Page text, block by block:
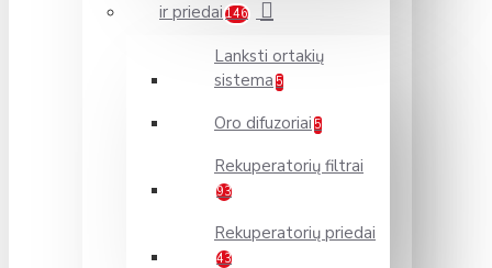
ir priedai 146
Lanksti ortakių
sistema 5
Oro difuzoriai 5
Rekuperatorių filtrai
93
Rekuperatorių priedai
43